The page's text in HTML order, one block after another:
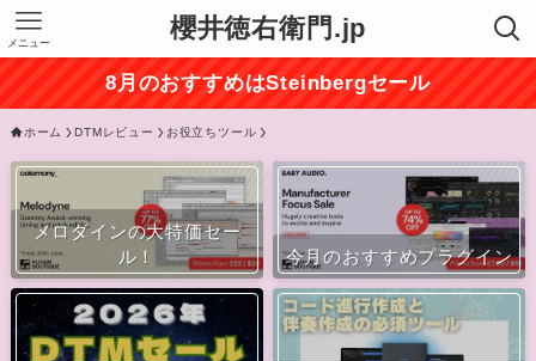
櫻井徳右衛門.jp
メニュー
8月のおすすめはSteinbergセール
ホーム DTMレビュー お役立ちツール
メロダインの大特価セー
ル！
今月のおすすめプラグイン